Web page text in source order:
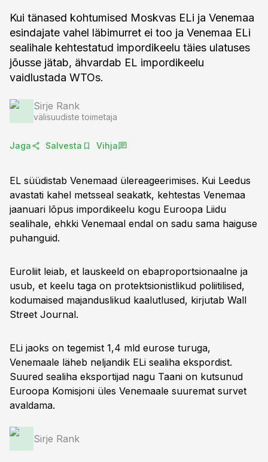
Kui tänased kohtumised Moskvas ELi ja Venemaa
esindajate vahel läbimurret ei too ja Venemaa ELi
sealihale kehtestatud impordikeelu täies ulatuses
jõusse jätab, ähvardab EL impordikeelu
vaidlustada WTOs.
Sirje Rank
välisuudiste toimetaja
Jaga Salvesta Vihja
EL süüdistab Venemaad ülereageerimises. Kui Leedus
avastati kahel metsseal seakatk, kehtestas Venemaa
jaanuari lõpus impordikeelu kogu Euroopa Liidu
sealihale, ehkki Venemaal endal on sadu sama haiguse
puhanguid.
Euroliit leiab, et lauskeeld on ebaproportsionaalne ja
usub, et keelu taga on protektsionistlikud poliitilised,
kodumaised majanduslikud kaalutlused, kirjutab Wall
Street Journal.
ELi jaoks on tegemist 1,4 mld eurose turuga,
Venemaale läheb neljandik ELi sealiha ekspordist.
Suured sealiha eksportijad nagu Taani on kutsunud
Euroopa Komisjoni üles Venemaale suuremat survet
avaldama.
Sirje Rank